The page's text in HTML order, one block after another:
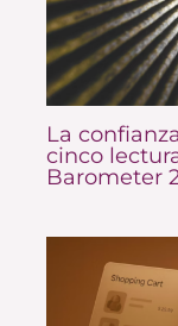
La
cinco
Barometer